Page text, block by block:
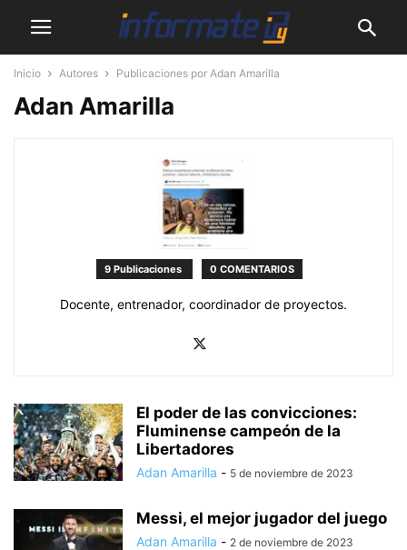
Inicio Autores Publicaciones por Adan Amarilla
Adan Amarilla
9 Publicaciones 0 COMENTARIOS
Docente, entrenador, coordinador de proyectos.
El poder de las convicciones:
Fluminense campeón de la
Libertadores
Adan Amarilla - 5 de noviembre de 2023
Messi, el mejor jugador del juego
Adan Amarilla - 2 de noviembre de 2023